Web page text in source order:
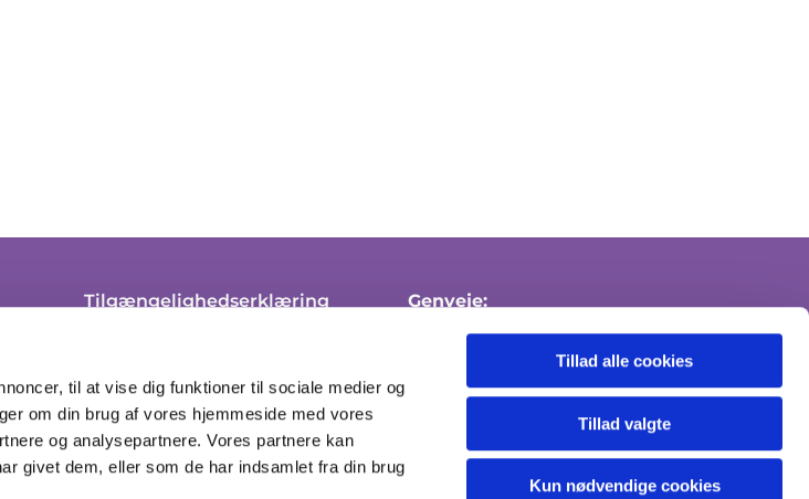
til at vise dig funktioner til sociale medier og
om din brug af vores hjemmeside med vores
og analysepartnere. Vores partnere kan
givet dem, eller som de har indsamlet fra din brug
Tillad alle cookies
Tillad valgte
Kun nødvendige cookies
Tilgængelighedserklæring
Cookie-politik
Tilmeld til nyhedsbrev
Genveje:
Medlemskab af folkekirken
Log på ChurchDesk